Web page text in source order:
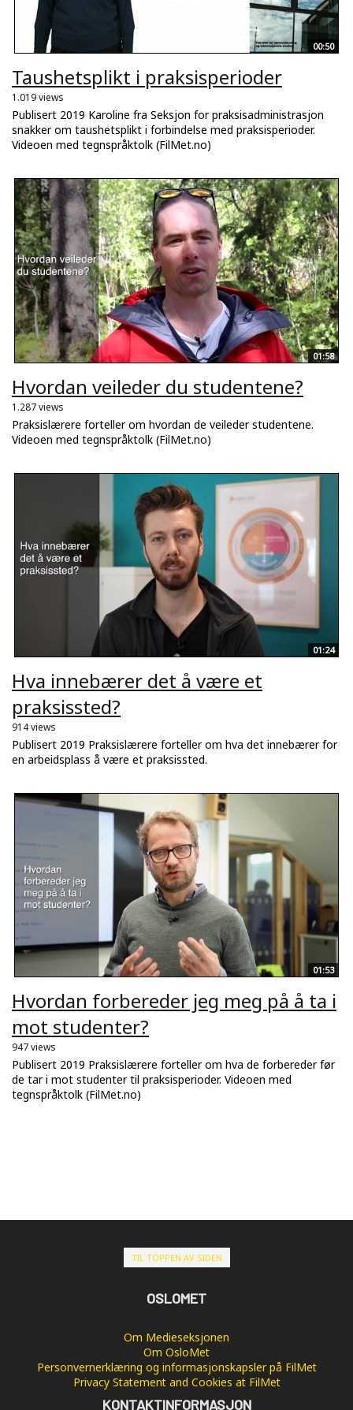
00:50
Taushetsplikt i praksisperioder
1.019 views
Publisert 2019 Karoline fra Seksjon for praksisadministrasjon
snakker om taushetsplikt i forbindelse med praksisperioder.
Videoen med tegnspråktolk (FilMet.no)
01:58
Hvordan veileder du studentene?
1.287 views
Praksislærere forteller om hvordan de veileder studentene.
Videoen med tegnspråktolk (FilMet.no)
01:24
Hva innebærer det å være et
praksissted?
914 views
Publisert 2019 Praksislærere forteller om hva det innebærer for
en arbeidsplass å være et praksissted.
01:53
Hvordan forbereder jeg meg på å ta i
mot studenter?
947 views
Publisert 2019 Praksislærere forteller om hva de forbereder før
de tar i mot studenter til praksisperioder. Videoen med
tegnspråktolk (FilMet.no)
TIL TOPPEN AV SIDEN
OSLOMET
Om Medieseksjonen
Om OsloMet
Personvernerklæring og informasjonskapsler på FilMet
Privacy Statement and Cookies at FilMet
KONTAKTINFORMASJON